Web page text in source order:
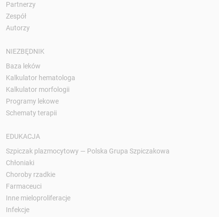
Partnerzy
Zespół
Autorzy
NIEZBĘDNIK
Baza leków
Kalkulator hematologa
Kalkulator morfologii
Programy lekowe
Schematy terapii
EDUKACJA
Szpiczak plazmocytowy — Polska Grupa Szpiczakowa
Chłoniaki
Choroby rzadkie
Farmaceuci
Inne mieloproliferacje
Infekcje